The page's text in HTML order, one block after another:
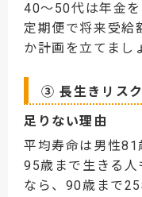
40〜50代は年金
定期便で将来受給
か計画を立てまし
③ 長生きリス
足りない理由
平均寿命は男性81
95歳まで生きる人
なら、90歳まで